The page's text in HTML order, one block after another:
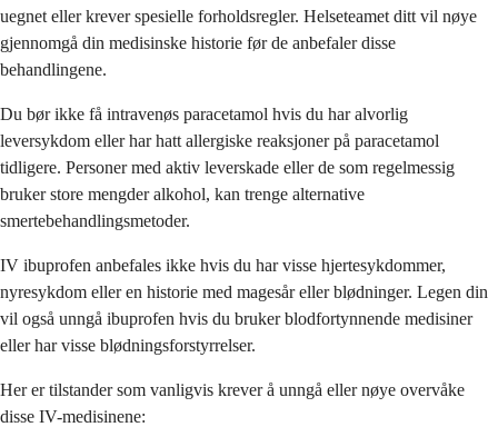
uegnet eller krever spesielle forholdsregler. Helseteamet ditt vil nøye
gjennomgå din medisinske historie før de anbefaler disse
behandlingene.
Du bør ikke få intravenøs paracetamol hvis du har alvorlig
leversykdom eller har hatt allergiske reaksjoner på paracetamol
tidligere. Personer med aktiv leverskade eller de som regelmessig
bruker store mengder alkohol, kan trenge alternative
smertebehandlingsmetoder.
IV ibuprofen anbefales ikke hvis du har visse hjertesykdommer,
nyresykdom eller en historie med magesår eller blødninger. Legen din
vil også unngå ibuprofen hvis du bruker blodfortynnende medisiner
eller har visse blødningsforstyrrelser.
Her er tilstander som vanligvis krever å unngå eller nøye overvåke
disse IV-medisinene: